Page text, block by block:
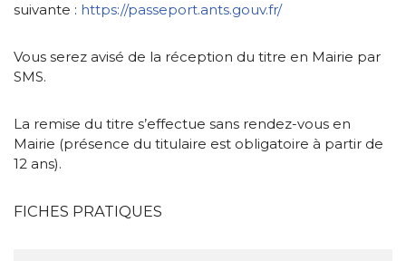
suivante : https://passeport.ants.gouv.fr/
Vous serez avisé de la réception du titre en Mairie par
SMS.
La remise du titre s’effectue sans rendez-vous en
Mairie (présence du titulaire est obligatoire à partir de
12 ans).
FICHES PRATIQUES